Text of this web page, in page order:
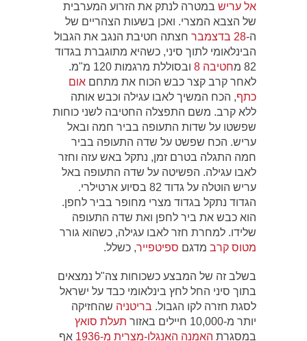
אל עריש במטרה לנתק את הזרוע המערבית
של הצבא המצרי. ואכן בשעות הצהריים של
ה-28 בדצמבר
חצתה חטיבת הנגב את הגבול
הבינלאומי לתוך סיני, כשהיא מתוגברת בגדוד
82 מ
חטיבה 8
ובסוללת מרגמות 120 מ"מ.
לאחר קרב קצר כבש הכוח את מתחם אום
כתף, הכח המשיך לאבו עגילה וכבש אותה
ללא קרב. משם התפצלה החטיבה לשני כוחות
שפשטו על שדות התעופה בביר חמה ובאל
עריש. הכח שפשט על שדה התעופה בביר
חמה התגלה בטרם זמן, נתקל באש עזה וחזר
לאבו עגילה. הפשיטה על שדה התעופה באל
עריש הוטלה על גדוד 82 בסיוע ארטילרי.
הגדוד נתקל בגדוד מצרי מחופר בביר לחפן.
הוא כבש את ביר לחפן ואת שדה התעופה
שלידו. למחרת חזר לאבו עגילה, כשהוא גורר
מטוס קרב מדגם ספיטפייר, כשלל.
בשלב זה של המבצע כשכוחות צה"ל נמצאים
בתוך סיני החל לחץ בינלאומי כבד על ישראל
לסגת חזרה לקו הגבול. בריטניה שהחזיקה
יותר מ-10,000 חיילים באזור
תעלת סואץ
במסגרת האמנה האנגלו-מצרית מ-1936 אף